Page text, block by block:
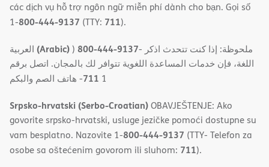
các dịch vụ hỗ trợ ngôn ngữ miễn phí dành cho bạn. Gọi số
1-800-444-9137 (TTY: 711).
(Arabic)) 800-444-9137- ملحوظة: إذا كنت تتحدث اذكر
اللغة، فإن خدمات المساعدة اللغویة تتوافر لك بالمجان. اتصل برقم
1
711- ھاتف الصم والبكم
Srpsko-hrvatski (Serbo-Croatian)OBAVJEŠTENJE: Ako
govorite srpsko-hrvatski, usluge jezičke pomoći dostupne su
vam besplatno. Nazovite 1-800-444-9137 (TTY- Telefon za
osobe sa oštećenim govorom ili sluhom: 711).